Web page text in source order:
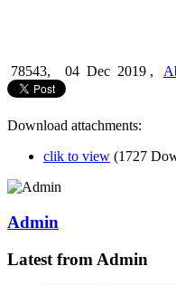
78543, 04 Dec 2019 ,
Download attachments:
clik to view (1727
Admin
Latest from Admin